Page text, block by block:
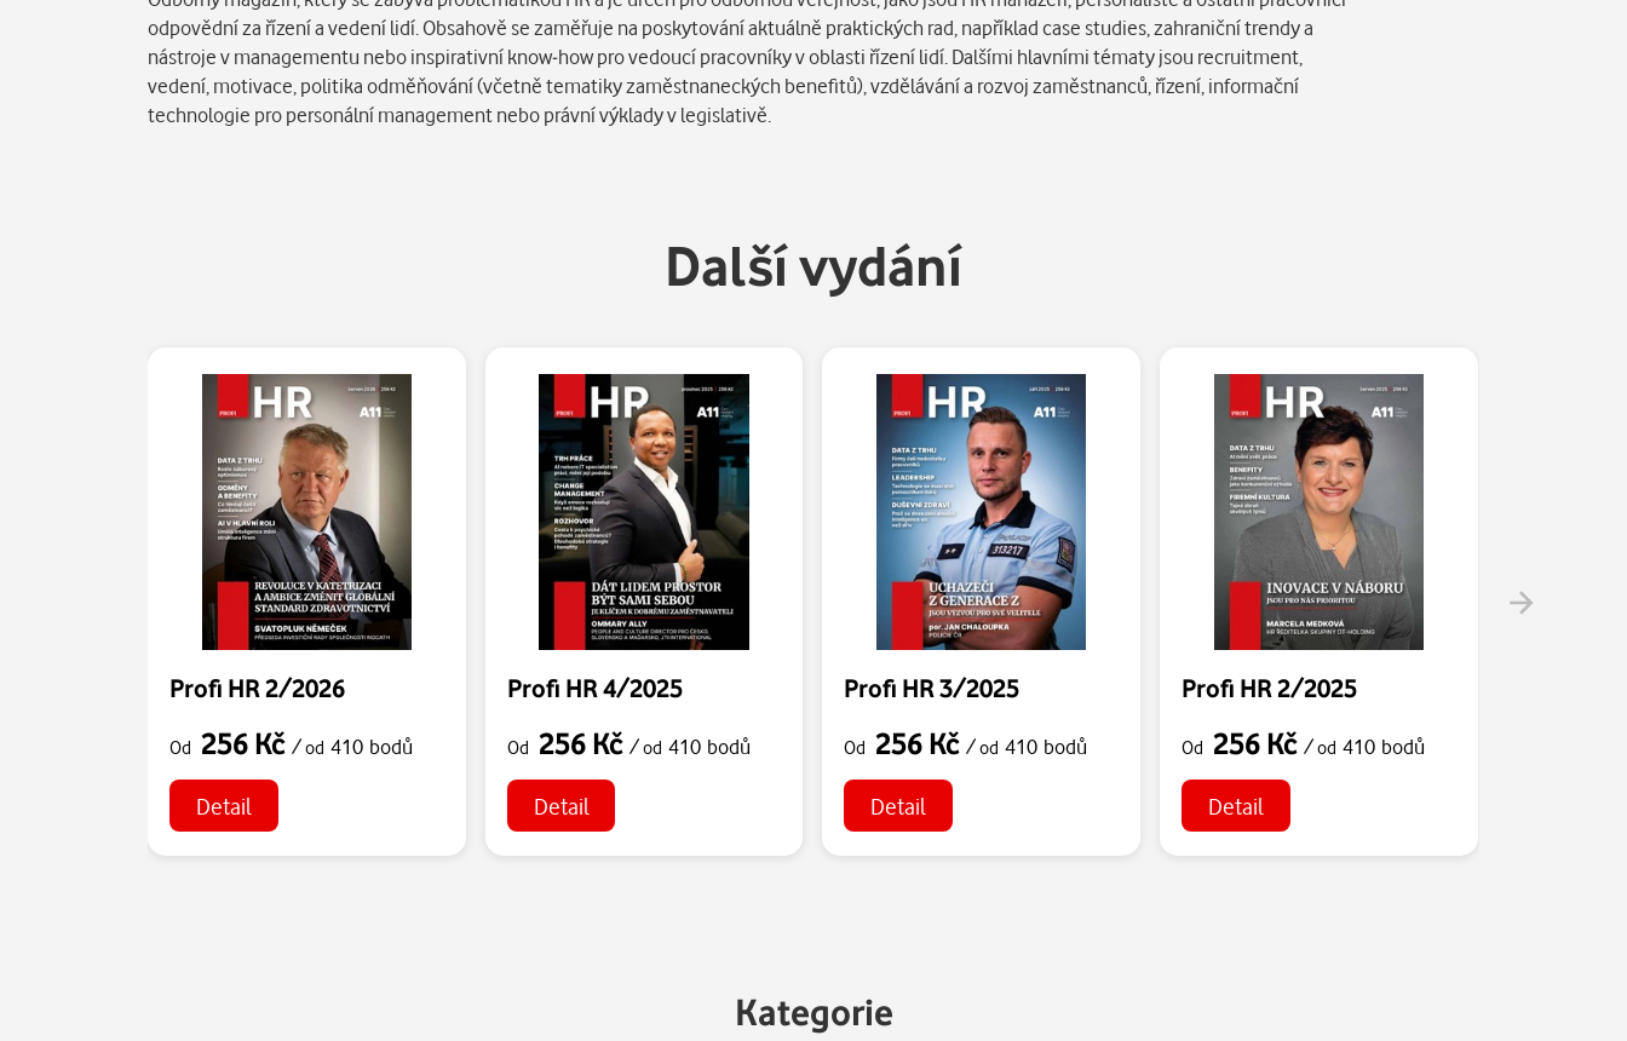
odpovědní za řízení a vedení lidí. Obsahově se zaměřuje na poskytování aktuálně praktických rad, například case studies, zahraniční trendy a
nástroje v managementu nebo inspirativní know-how pro vedoucí pracovníky v oblasti řízení lidí. Dalšími hlavními tématy jsou recruitment,
vedení, motivace, politika odměňování (včetně tematiky zaměstnaneckých benefitů), vzdělávání a rozvoj zaměstnanců, řízení, informační
technologie pro personální management nebo právní výklady v legislativě.
Další vydání
Profi HR 2/2026
Od 256 Kč /od 410 bodů
Detail
Profi HR 4/2025
Od 256 Kč /od 410 bodů
Detail
Profi HR 3/2025
Od 256 Kč/od 410 bodů
Detail
Profi HR 2/2025
Od 256 Kč/od 410 bodů
Detail
Kategorie